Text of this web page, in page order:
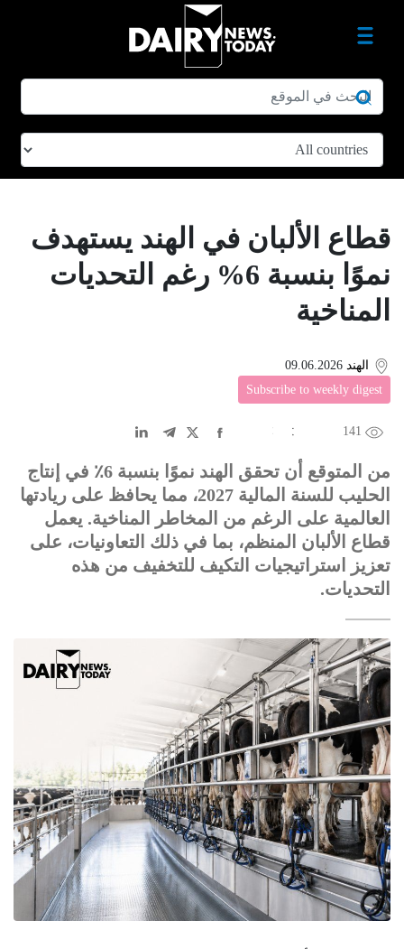
قطاع الألبان في الهند يستهدف
نموًا بنسبة 6% رغم التحديات
المناخية
الهند 09.06.2026
Subscribe to weekly digest
141
中文
DE عربى
من المتوقع أن تحقق الهند نموًا بنسبة 6٪ في إنتاج
الحليب للسنة المالية 2027، مما يحافظ على ريادتها
العالمية على الرغم من المخاطر المناخية. يعمل
قطاع الألبان المنظم، بما في ذلك التعاونيات، على
تعزيز استراتيجيات التكيف للتخفيف من هذه
التحديات.